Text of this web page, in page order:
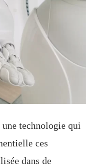
technologie qui
ces
dans de